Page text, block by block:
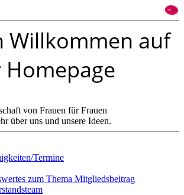
Willkommen auf
von Frauen für Frauen
über uns und unsere Ideen.
Termine
zum Thema Mitgliedsbeitrag